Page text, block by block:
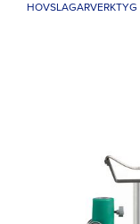
HOVSLAGARVERKTYG